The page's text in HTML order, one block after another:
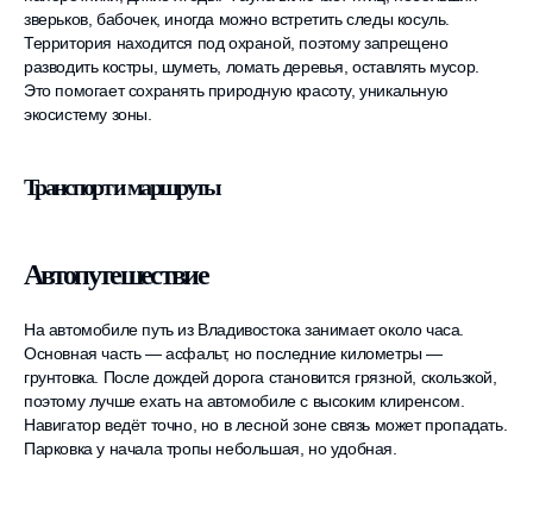
зверьков, бабочек, иногда можно встретить следы косуль.
Территория находится под охраной, поэтому запрещено
разводить костры, шуметь, ломать деревья, оставлять мусор.
Это помогает сохранять природную красоту, уникальную
экосистему зоны.
Транспорт и маршруты
Автопутешествие
На автомобиле путь из Владивостока занимает около часа.
Основная часть — асфальт, но последние километры —
грунтовка. После дождей дорога становится грязной, скользкой,
поэтому лучше ехать на автомобиле с высоким клиренсом.
Навигатор ведёт точно, но в лесной зоне связь может пропадать.
Парковка у начала тропы небольшая, но удобная.